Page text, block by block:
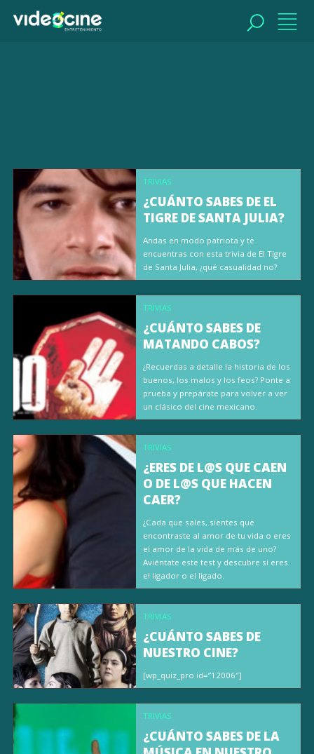
TRIVIAS
¿CUÁNTO SABES DE EL
TIGRE DE SANTA JULIA?
Andas en modo patriota y te
encuentras con esta trivia de El Tigre
de Santa Julia, ¿qué casualidad no?
TRIVIAS
¿CUÁNTO SABES DE
MATANDO CABOS?
¿Recuerdas a detalle la historia de los
buenos, los malos y los feos? Ponte a
prueba y prepárate para volver a ver
un clásico del cine mexicano.
TRIVIAS
¿ERES DE L@S QUE CAEN
O DE L@S QUE HACEN
CAER?
¿Cada que sales, sientes que
encontraste al amor de tu vida o eres
el amor de la vida de más de uno?
Aviéntate este test y descubre si eres
el ligador o el ligado.
TRIVIAS
¿CUÁNTO SABES DE
NUESTRO CINE?
[wp_quiz_pro id=”12006″]
TRIVIAS
¿CUÁNTO SABES DE LA